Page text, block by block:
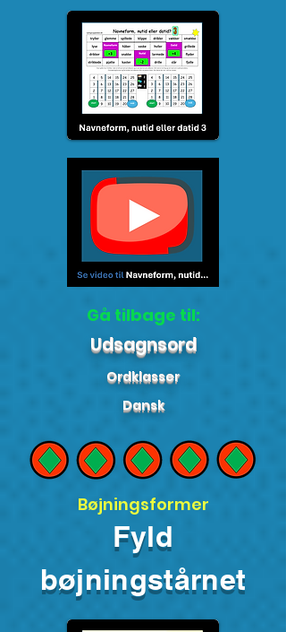
Gå tilbage til:
Udsagnsord
Ordklasser
Dansk
Bøjningsformer
Fyld
bøjningstårnet